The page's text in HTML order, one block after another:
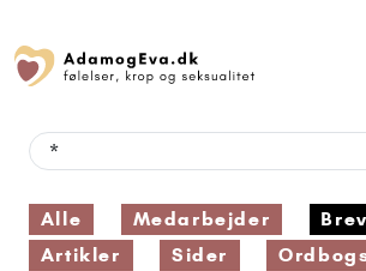
Alle Medarbejder
Artikler
Sider